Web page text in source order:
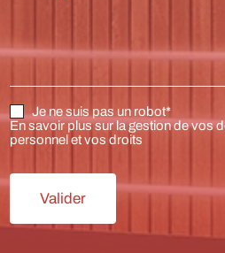
Je ne suis pas un robot*
En savoir plus sur la gestion de vos
personnel et vos droits
Valider